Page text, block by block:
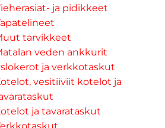
ja pidikkeet
tarvikkeet
veden ankkurit
ja verkkotaskut
vesitiiviit kotelot ja
ja tavarataskut